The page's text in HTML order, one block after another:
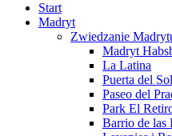
Start
Madryt
Zwiedzanie
Madryt
La Latina
Puerta del
Paseo del
Park El
Barrio de las